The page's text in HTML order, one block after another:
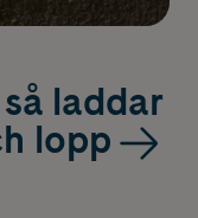
laddar
lopp